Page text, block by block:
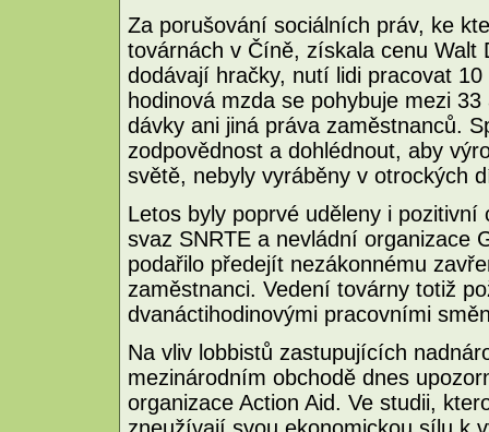
Za porušování sociálních práv, ke
továrnách v Číně, získala cenu Walt
dodávají hračky, nutí lidi pracovat
hodinová mzda se pohybuje mezi
dávky ani jiná práva zaměstnanců.
zodpovědnost a dohlédnout, aby
světě, nebyly vyráběny v otrockých
Letos byly poprvé uděleny i
svaz SNRTE a nevládní organizace
podařilo předejít nezákonnému
zaměstnanci. Vedení továrny totiž
dvanáctihodinovými pracovními
Na vliv lobbistů zastupujících
mezinárodním obchodě dnes
organizace Action Aid. Ve studii,